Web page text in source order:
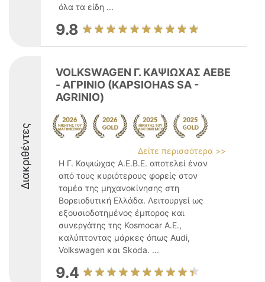
όλα τα είδη ...
9.8
Διακριθέντες
VOLKSWAGEN Γ. ΚΑΨΙΩΧΑΣ ΑΕΒΕ
- ΑΓΡΙΝΙΟ (KAPSIOHAS SA -
AGRINIO)
Δείτε περισσότερα >>
Η Γ. Καψιώχας Α.Ε.Β.Ε. αποτελεί έναν
από τους κυριότερους φορείς στον
τομέα της μηχανοκίνησης στη
Βορειοδυτική Ελλάδα. Λειτουργεί ως
εξουσιοδοτημένος έμπορος και
συνεργάτης της Kosmocar A.E.,
καλύπτοντας μάρκες όπως Audi,
Volkswagen και Skoda. ...
9.4